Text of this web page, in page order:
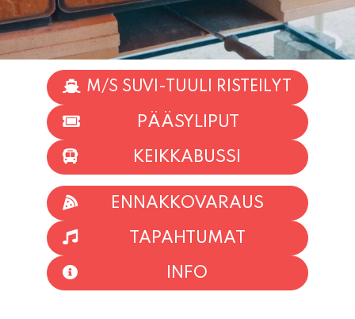
M/S SUVI-TUULI RISTEILYT
PÄÄSYLIPUT
KEIKKABUSSI
ENNAKKOVARAUS
TAPAHTUMAT
INFO